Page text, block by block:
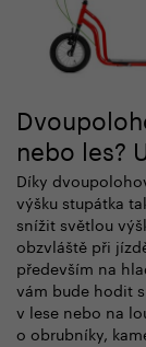
nebo les?
Díky
výšku stupátka
snížit světlou
obzvláště při
především na
vám bude hodit
v lese nebo na
o obrubníky,